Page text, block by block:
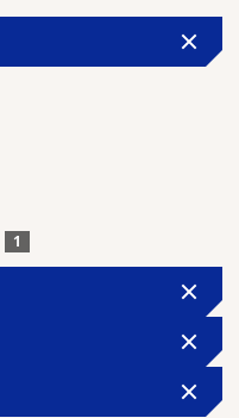
1